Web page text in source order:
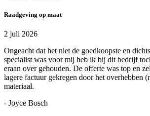
Raadgeving op maat
2 juli 2026
Ongeacht dat het niet de goedkoopste en
specialist was voor mij heb ik bij dit bedrijf
eraan over gehouden. De offerte was top en
lagere factuur gekregen door het overhebben
materiaal.
- Joyce Bosch